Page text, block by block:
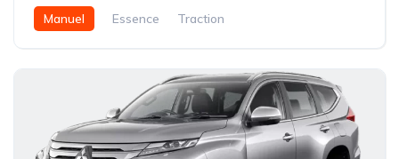
Manuel Essence Traction